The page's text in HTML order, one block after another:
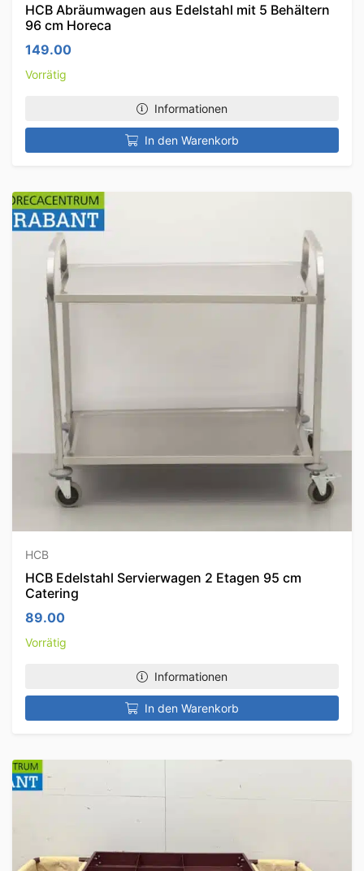
HCB Abräumwagen aus Edelstahl mit 5 Behältern
96 cm Horeca
149.00
Vorrätig
Informationen
In den Warenkorb
HCB
HCB Edelstahl Servierwagen 2 Etagen 95 cm
Catering
89.00
Vorrätig
Informationen
In den Warenkorb